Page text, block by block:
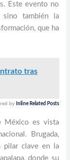
Este evento no
sino también la
que ha
tras
by Inline Related Posts
México es vista
Brugada,
pilar clave en la
donde su